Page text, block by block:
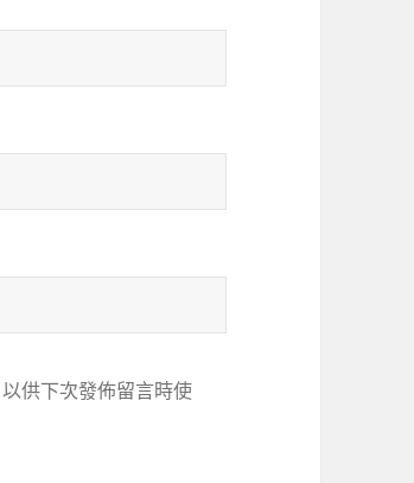
供下次發佈留言時使